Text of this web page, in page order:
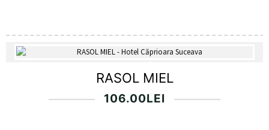
RASOL MIEL
106.00LEI